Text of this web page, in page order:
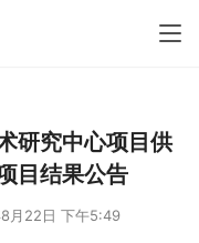
研究中心项目供
目结果公告
月22日 下午5:49